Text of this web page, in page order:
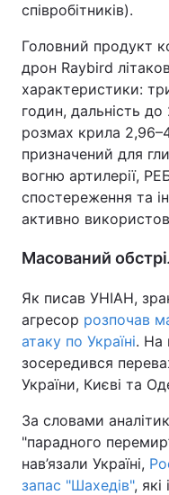
співробітників).
Головний продукт
дрон Raybird
характеристики:
годин, дальність
розмах крила
призначений для
вогню артилерії,
спостереження та
активно
Масований
Як писав УНІАН,
агресор розпочав
атаку по Україні. На
зосередився
України, Києві та
За словами
"парадного
нав’язали Україні,
запас "Шахедів",